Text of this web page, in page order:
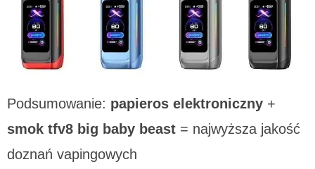
Podsumowanie: papieros elektroniczny +
smok tfv8 big baby beast = najwyższa jakość
doznań vapingowych